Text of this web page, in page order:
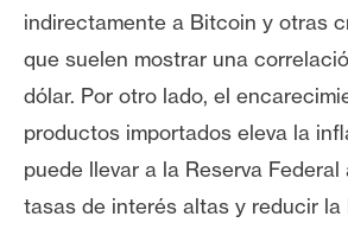
c
i
d
a
d
indirectamente a Bitcoin y otras
que suelen mostrar una
dólar. Por otro lado, el
productos importados eleva la
puede llevar a la Reserva Federal
tasas de interés altas y reducir la